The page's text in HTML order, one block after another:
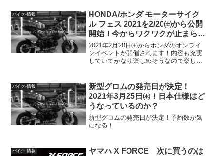
バイク-情報
HONDA/ホンダ モーターサイク
ル フェス 2021を2/20㈯から公開
開始！今からワクワクが止まらな
い
2021年2月20日㈯からホンダのオンライ
ンイベントが開催されます！内容も充実
していてかなり楽しめそうなので楽しみ
バイク-情報
新型グロムの発売日が決定！
2021年3月25日㈭！日本仕様はど
うなっているのか？
新型グロムの発売日が決定！予約数が気
になる！
バイク-情報
ヤマハ X FORCE 次に買うのは